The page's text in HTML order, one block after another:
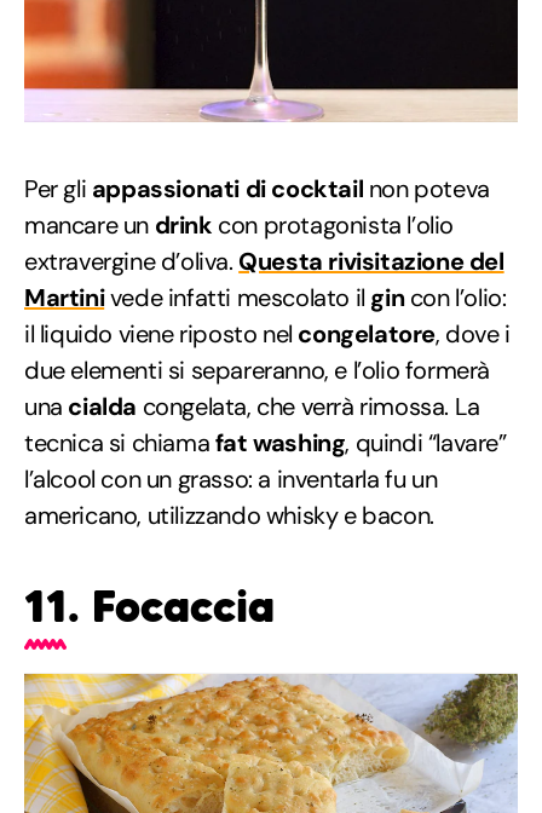
Per gli appassionati di cocktail non poteva
mancare un drink con protagonista l’olio
extravergine d’oliva. Questa rivisitazione del
Martinivede infatti mescolato il gincon l’olio:
il liquido viene riposto nel congelatore, dove i
due elementi si separeranno, e l’olio formerà
una cialda congelata, che verrà rimossa. La
tecnica si chiamafat washing, quindi “lavare”
l’alcool con un grasso: a inventarla fu un
americano, utilizzando whisky e bacon.
11. Focaccia